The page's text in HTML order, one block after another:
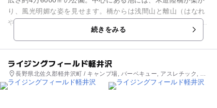
り、風光明媚な姿を見せます。橋からは浅間山と離山（はなれ
やま）の２つの山を同時に見られます。 また、「軽井沢・冬も
続きをみる
ライジングフィールド軽井沢
長野県北佐久郡軽井沢町 / キャンプ場, バーベキュー, アスレチック, 自
然体験・アクティビティ